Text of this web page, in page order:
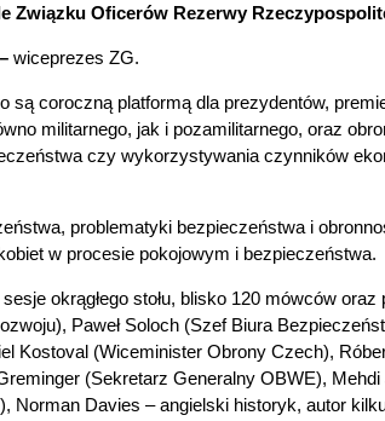
Związku Oficerów Rezerwy
wiceprezes ZG.
są coroczną platformą dla prezydentów,
militarnego, jak i pozamilitarnego, oraz
czy wykorzystywania czynników
problematyki bezpieczeństwa i
w procesie pokojowym i bezpieczeństwa.
okrągłego stołu, blisko 120 mówców
Paweł Soloch (Szef Biura
Kostoval (Wiceminister Obrony Czech),
(Sekretarz Generalny OBWE),
Norman Davies – angielski historyk, autor